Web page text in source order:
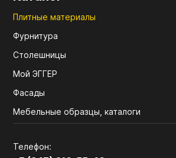
Плитные материалы
Фурнитура
Столешницы
Мой ЭГГЕР
Фасады
Мебельные образцы, каталоги
Телефон: